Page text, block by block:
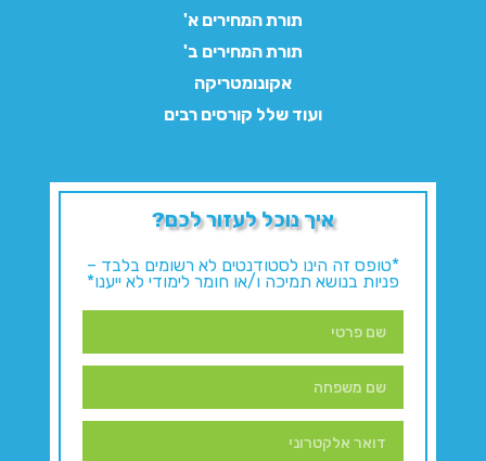
תורת המחירים א'
תורת המחירים ב'
אקונומטריקה
ועוד שלל קורסים רבים
איך נוכל לעזור לכם?
*טופס זה הינו לסטודנטים לא רשומים בלבד –
פניות בנושא תמיכה ו/או חומר לימודי לא ייענו*